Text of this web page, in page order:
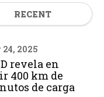
RECENT
24, 2025
revela en
400 km de
de carga